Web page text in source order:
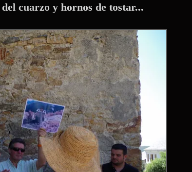
cuarzo y hornos de tostar...